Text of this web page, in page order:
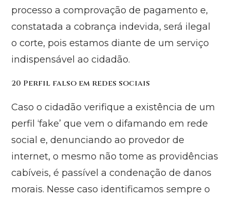
processo a comprovação de pagamento e,
constatada a cobrança indevida, será ilegal
o corte, pois estamos diante de um serviço
indispensável ao cidadão.
20 Perfil falso em redes sociais
Caso o cidadão verifique a existência de um
perfil ‘fake’ que vem o difamando em rede
social e, denunciando ao provedor de
internet, o mesmo não tome as providências
cabíveis, é passível a condenação de danos
morais. Nesse caso identificamos sempre o